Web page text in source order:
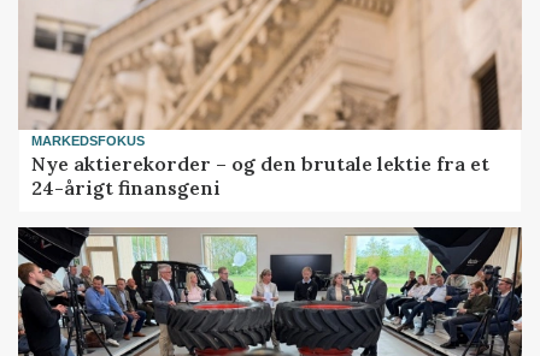
MARKEDSFOKUS
Nye aktierekorder – og den brutale lektie fra et
24-årigt finansgeni